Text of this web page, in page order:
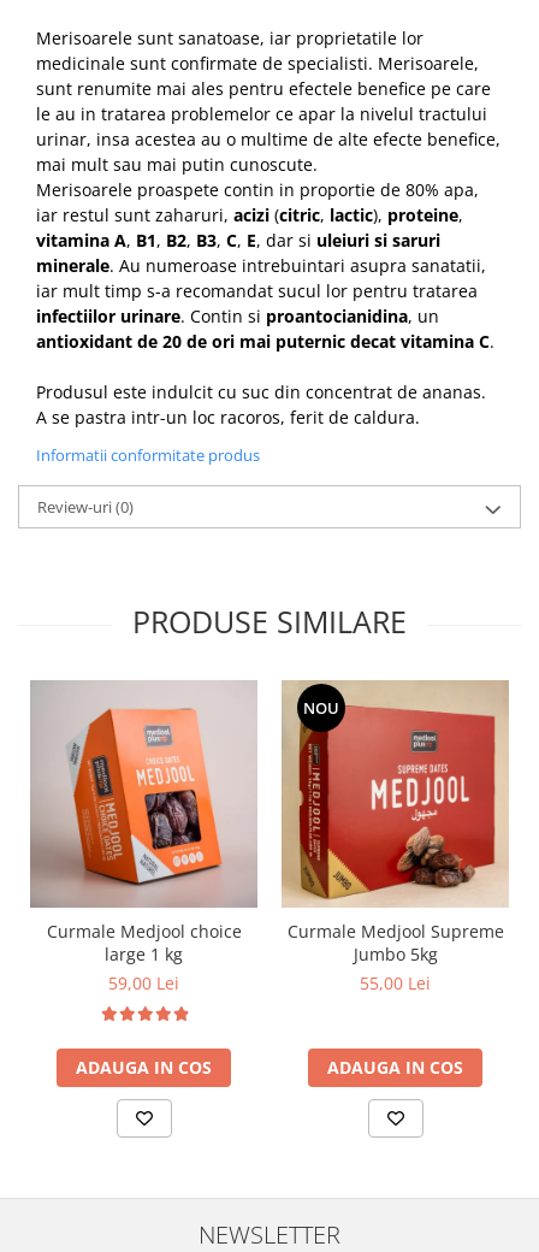
Merisoarele sunt sanatoase, iar proprietatile lor
medicinale sunt confirmate de specialisti. Merisoarele,
sunt renumite mai ales pentru efectele benefice pe care
le au in tratarea problemelor ce apar la nivelul tractului
urinar, insa acestea au o multime de alte efecte benefice,
mai mult sau mai putin cunoscute.
Merisoarele proaspete contin in proportie de 80% apa,
iar restul sunt zaharuri, acizi (citric, lactic), proteine,
vitamina A, B1, B2, B3, C, E, dar si uleiuri si saruri
minerale. Au numeroase intrebuintari asupra sanatatii,
iar mult timp s-a recomandat sucul lor pentru tratarea
infectiilor urinare. Contin si proantocianidina, un
antioxidant de 20 de ori mai puternic decat vitamina C.
Produsul este indulcit cu suc din concentrat de ananas.
A se pastra intr-un loc racoros, ferit de caldura.
Informatii conformitate produs
Review-uri(0)
PRODUSE SIMILARE
Curmale Medjool choice
large 1 kg
59,00 Lei
ADAUGA IN COS
NOU
Curmale Medjool Supreme
Jumbo 5kg
55,00 Lei
ADAUGA IN COS
NEWSLETTER